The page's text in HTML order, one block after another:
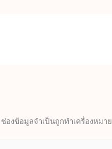
ช่องข้อมูลจำเป็นถูกทำเครื่องหมาย